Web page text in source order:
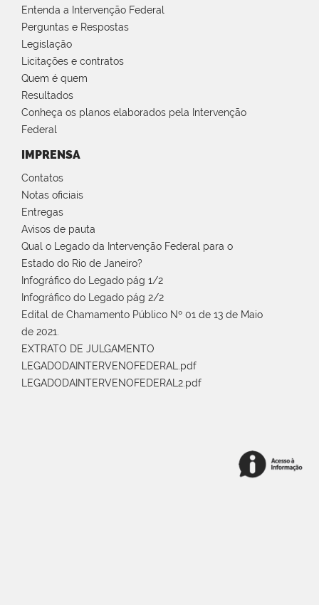
Entenda a Intervenção Federal
Perguntas e Respostas
Legislação
Licitações e contratos
Quem é quem
Resultados
Conheça os planos elaborados pela Intervenção
Federal
IMPRENSA
Contatos
Notas oficiais
Entregas
Avisos de pauta
Qual o Legado da Intervenção Federal para o
Estado do Rio de Janeiro?
Infográfico do Legado pág 1/2
Infográfico do Legado pág 2/2
Edital de Chamamento Público Nº 01 de 13 de Maio
de 2021.
EXTRATO DE JULGAMENTO
LEGADODAINTERVENOFEDERAL.pdf
LEGADODAINTERVENOFEDERAL2.pdf